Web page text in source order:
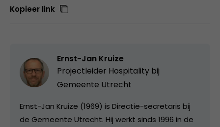
Kopieer link
Ernst-Jan Kruize
Projectleider Hospitality bij
Gemeente Utrecht
Ernst-Jan Kruize (1969) is Directie-secretaris bij
de Gemeente Utrecht. Hij werkt sinds 1996 in de